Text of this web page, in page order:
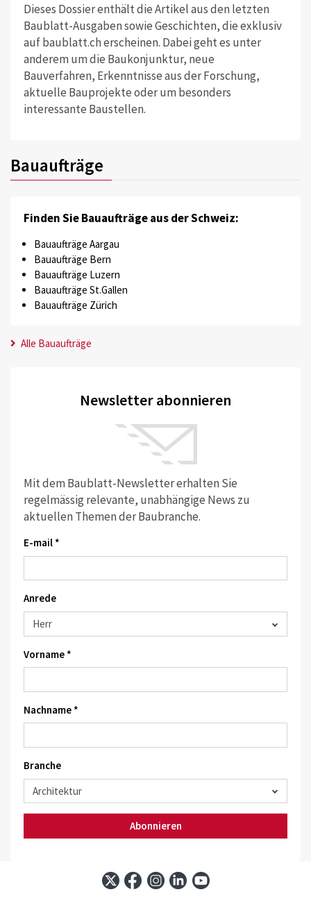
Dieses Dossier enthält die Artikel aus den letzten
Baublatt-Ausgaben sowie Geschichten, die exklusiv
auf baublatt.ch erscheinen. Dabei geht es unter
anderem um die Baukonjunktur, neue
Bauverfahren, Erkenntnisse aus der Forschung,
aktuelle Bauprojekte oder um besonders
interessante Baustellen.
Bauaufträge
Finden Sie Bauaufträge aus der Schweiz:
Bauaufträge Aargau
Bauaufträge Bern
Bauaufträge Luzern
Bauaufträge St.Gallen
Bauaufträge Zürich
Alle Bauaufträge
Newsletter abonnieren
Mit dem Baublatt-Newsletter erhalten Sie
regelmässig relevante, unabhängige News zu
aktuellen Themen der Baubranche.
E-mail *
Anrede
Vorname *
Nachname *
Branche
Abonnieren